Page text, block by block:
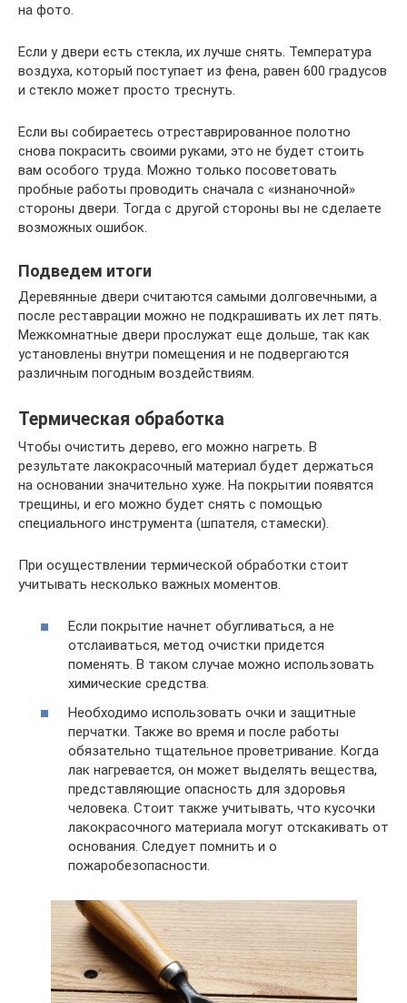
на фото.
Если у двери есть стекла, их лучше снять. Температура
воздуха, который поступает из фена, равен 600 градусов
и стекло может просто треснуть.
Если вы собираетесь отреставрированное полотно
снова покрасить своими руками, это не будет стоить
вам особого труда. Можно только посоветовать
пробные работы проводить сначала с «изнаночной»
стороны двери. Тогда с другой стороны вы не сделаете
возможных ошибок.
Подведем итоги
Деревянные двери считаются самыми долговечными, а
после реставрации можно не подкрашивать их лет пять.
Межкомнатные двери прослужат еще дольше, так как
установлены внутри помещения и не подвергаются
различным погодным воздействиям.
Термическая обработка
Чтобы очистить дерево, его можно нагреть. В
результате лакокрасочный материал будет держаться
на основании значительно хуже. На покрытии появятся
трещины, и его можно будет снять с помощью
специального инструмента (шпателя, стамески).
При осуществлении термической обработки стоит
учитывать несколько важных моментов.
Если покрытие начнет обугливаться, а не
отслаиваться, метод очистки придется
поменять. В таком случае можно использовать
химические средства.
Необходимо использовать очки и защитные
перчатки. Также во время и после работы
обязательно тщательное проветривание. Когда
лак нагревается, он может выделять вещества,
представляющие опасность для здоровья
человека. Стоит также учитывать, что кусочки
лакокрасочного материала могут отскакивать от
основания. Следует помнить и о
пожаробезопасности.